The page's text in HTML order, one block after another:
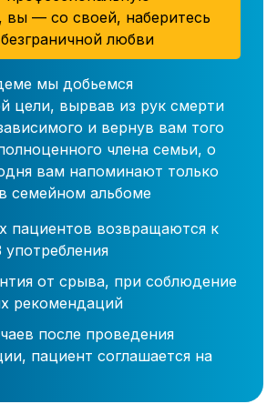
вы — со своей, наберитесь
любви
мы добьемся
цели, вырвав из рук смерти
и вернув вам того
члена семьи, о
вам напоминают только
семейном альбоме
пациентов возвращаются к
от срыва, при соблюдение
рекомендаций
после проведения
пациент соглашается на